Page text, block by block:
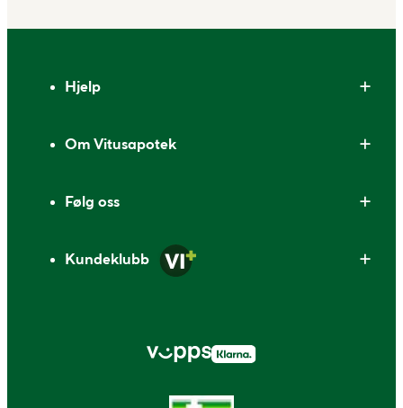
Hjelp
Om Vitusapotek
Følg oss
Kundeklubb